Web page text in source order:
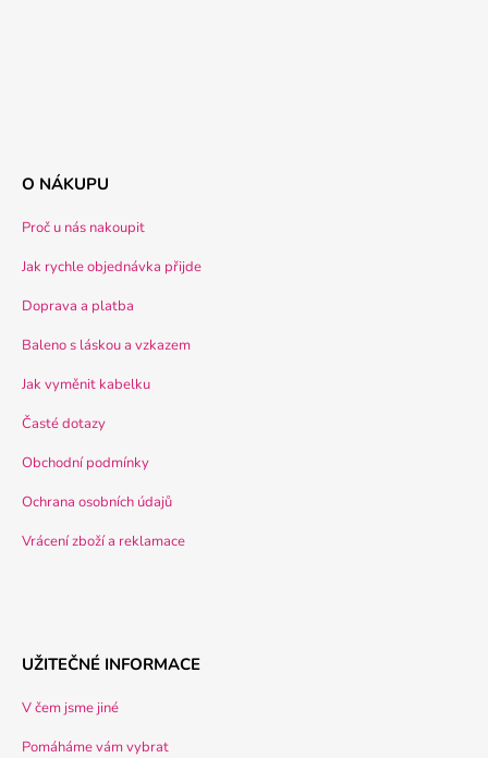
O NÁKUPU
Proč u nás nakoupit
Jak rychle objednávka přijde
Doprava a platba
Baleno s láskou a vzkazem
Jak vyměnit kabelku
Časté dotazy
Obchodní podmínky
Ochrana osobních údajů
Vrácení zboží a reklamace
UŽITEČNÉ INFORMACE
V čem jsme jiné
Pomáháme vám vybrat